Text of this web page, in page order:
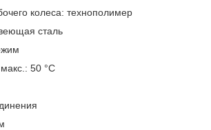
колеса: технополимер
сталь
50 °С